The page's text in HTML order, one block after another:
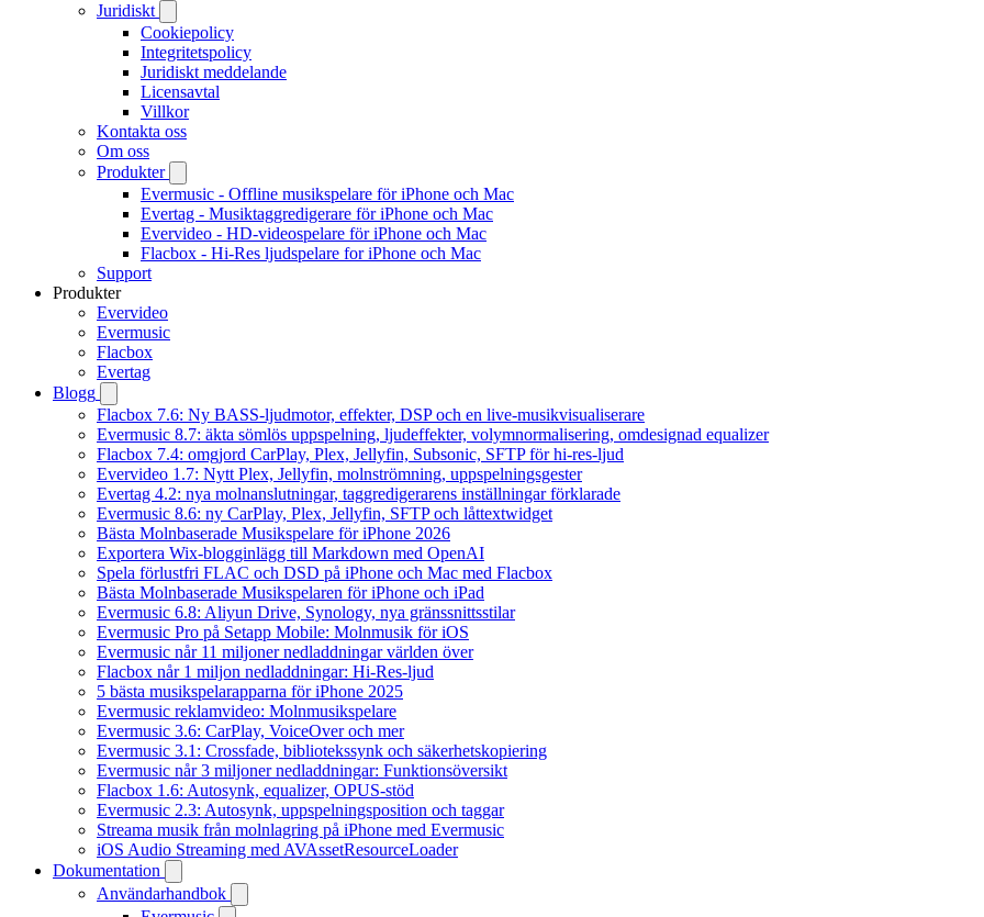
Juridiskt
Cookiepolicy
Integritetspolicy
Juridiskt meddelande
Licensavtal
Villkor
Kontakta oss
Om oss
Produkter
Evermusic - Offline musikspelare för iPhone och Mac
Evertag - Musiktaggredigerare för iPhone och Mac
Evervideo - HD-videospelare för iPhone och Mac
Flacbox - Hi-Res ljudspelare for iPhone och Mac
Support
Produkter
Evervideo
Evermusic
Flacbox
Evertag
Blogg
Flacbox 7.6: Ny BASS-ljudmotor, effekter, DSP och en live-musikvisualiserare
Evermusic 8.7: äkta sömlös uppspelning, ljudeffekter, volymnormalisering, omdesignad equalizer
Flacbox 7.4: omgjord CarPlay, Plex, Jellyfin, Subsonic, SFTP för hi-res-ljud
Evervideo 1.7: Nytt Plex, Jellyfin, molnströmning, uppspelningsgester
Evertag 4.2: nya molnanslutningar, taggredigerarens inställningar förklarade
Evermusic 8.6: ny CarPlay, Plex, Jellyfin, SFTP och låttextwidget
Bästa Molnbaserade Musikspelare för iPhone 2026
Exportera Wix-blogginlägg till Markdown med OpenAI
Spela förlustfri FLAC och DSD på iPhone och Mac med Flacbox
Bästa Molnbaserade Musikspelaren för iPhone och iPad
Evermusic 6.8: Aliyun Drive, Synology, nya gränssnittsstilar
Evermusic Pro på Setapp Mobile: Molnmusik för iOS
Evermusic når 11 miljoner nedladdningar världen över
Flacbox når 1 miljon nedladdningar: Hi-Res-ljud
5 bästa musikspelarapparna för iPhone 2025
Evermusic reklamvideo: Molnmusikspelare
Evermusic 3.6: CarPlay, VoiceOver och mer
Evermusic 3.1: Crossfade, bibliotekssynk och säkerhetskopiering
Evermusic når 3 miljoner nedladdningar: Funktionsöversikt
Flacbox 1.6: Autosynk, equalizer, OPUS-stöd
Evermusic 2.3: Autosynk, uppspelningsposition och taggar
Streama musik från molnlagring på iPhone med Evermusic
iOS Audio Streaming med AVAssetResourceLoader
Dokumentation
Användarhandbok